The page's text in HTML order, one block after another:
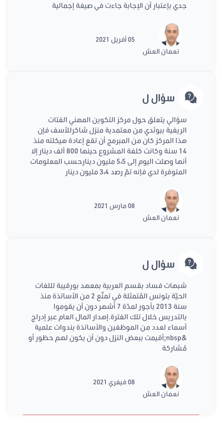
جدي بإعتبار أن الإجابة جاءت في صيغة إجمالية
نعمان العش
05 أفريل 2021
سؤال ل
سؤالي يتعلق حول مركز التكوين المهني الفتات
الريفية ببوثدي من معتمدية منزل شاكرللأسف فإن
هذا المركز كان من المبرمج أن تقع إعادة هيكلته منذ
14 سنة وكانت كلفة المشروع حينها 800 ألف دينار إلا
أنها وصلت اليوم إلى 5،5 مليون دينارحسب المعلومات
المتوفرة لدي فإنه تمّ رصد 3،4 مليون دينار
نعمان العش
08 مارس 2021
سؤال ل
شبهات فساد بقسم العربية بمعهد بورقيبة لللغات
الحيّة بتونس المُتمثلة في تمتّع 2 من الأساتذة منذ
سنة 2013 بأجور لمدّة 7 أشهر دون أن يقوموا
بالتدريس خلال تلك الفترة.إهدار المال العام عبر إدراج
أسماء لعدد من الموظفين والأساتذة بندوات علمية
&nbsp;أقيمت ببعض النزل دون أن يكون لهم حظور أو
مُشاركة
نعمان العش
08 فيفري 2021